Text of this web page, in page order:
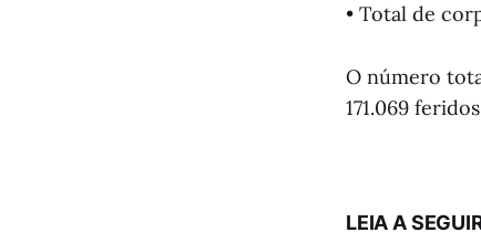
• Total de
O número
171.069
LEIA A